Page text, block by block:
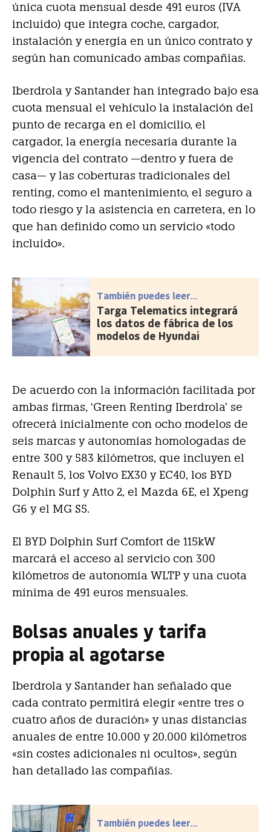
única cuota mensual desde 491 euros (IVA
incluido) que integra coche, cargador,
instalación y energía en un único contrato y
según han comunicado ambas compañías.
Iberdrola y Santander han integrado bajo esa
cuota mensual el vehículo la instalación del
punto de recarga en el domicilio, el
cargador, la energía necesaria durante la
vigencia del contrato —dentro y fuera de
casa— y las coberturas tradicionales del
renting, como el mantenimiento, el seguro a
todo riesgo y la asistencia en carretera, en lo
que han definido como un servicio «todo
incluido».
También puedes leer...
Targa Telematics integrará
los datos de fábrica de los
modelos de Hyundai
De acuerdo con la información facilitada por
ambas firmas, ‘Green Renting Iberdrola’ se
ofrecerá inicialmente con ocho modelos de
seis marcas y autonomías homologadas de
entre 300 y 583 kilómetros, que incluyen el
Renault 5, los Volvo EX30 y EC40, los BYD
Dolphin Surf y Atto 2, el Mazda 6E, el Xpeng
G6 y el MG S5.
El BYD Dolphin Surf Comfort de 115kW
marcará el acceso al servicio con 300
kilómetros de autonomía WLTP y una cuota
mínima de 491 euros mensuales.
Bolsas anuales y tarifa
propia al agotarse
Iberdrola y Santander han señalado que
cada contrato permitirá elegir «entre tres o
cuatro años de duración» y unas distancias
anuales de entre 10.000 y 20.000 kilómetros
«sin costes adicionales ni ocultos», según
han detallado las compañías.
También puedes leer...